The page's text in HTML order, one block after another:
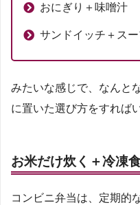
おにぎり＋味噌汁
サンドイッチ＋ス
みたいな感じで、なんと
に置いた選び方をすれば
お米だけ炊く＋冷凍
コンビニ弁当は、定期的